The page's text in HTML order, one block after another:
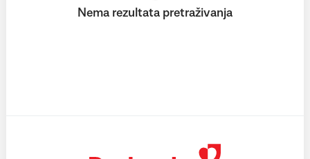
Nema rezultata pretraživanja